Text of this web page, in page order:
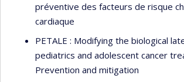
préventive des facteurs de risque
cardiaque
PETALE : Modifying the biological
pediatrics and adolescent cancer
Prevention and mitigation